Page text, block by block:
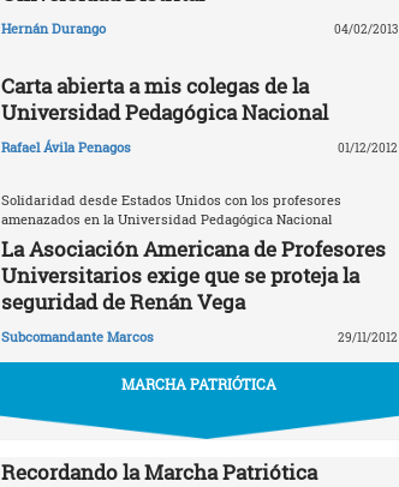
Hernán Durango 04/02/2013
Carta abierta a mis colegas de la
Universidad Pedagógica Nacional
Rafael Ávila Penagos 01/12/2012
Solidaridad desde Estados Unidos con los profesores
amenazados en la Universidad Pedagógica Nacional
La Asociación Americana de Profesores
Universitarios exige que se proteja la
seguridad de Renán Vega
Subcomandante Marcos 29/11/2012
MARCHA PATRIÓTICA
Recordando la Marcha Patriótica